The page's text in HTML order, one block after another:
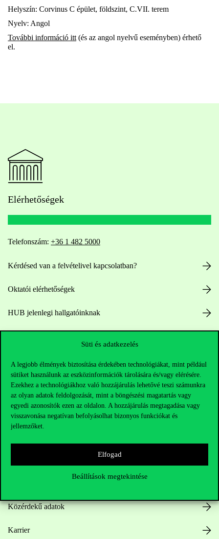
Süti és adatkezelés
A legjobb élmények biztosítása érdekében technológiákat, mint például
sütiket használunk az eszközinformációk tárolására és/vagy elérésére.
Ezekhez a technológiákhoz való hozzájárulás lehetővé teszi számunkra
az olyan adatok feldolgozását, mint a böngészési magatartás vagy
egyedi azonosítók ezen az oldalon. A hozzájárulás megtagadása vagy
visszavonása negatívan befolyásolhat bizonyos funkciókat és
jellemzőket.
Elfogad
Beállítások megtekintése
Helyszín: Corvinus C épület, földszint, C.VII. terem
Nyelv: Angol
További információ itt (és az angol nyelvű eseményben) érhető
el.
Elérhetőségek
Telefonszám: +36 1 482 5000
Kérdésed van a felvételivel kapcsolatban?
Oktatói elérhetőségek
HUB jelenlegi hallgatóinknak
Hasznos linkek
Közérdekű adatok
Karrier